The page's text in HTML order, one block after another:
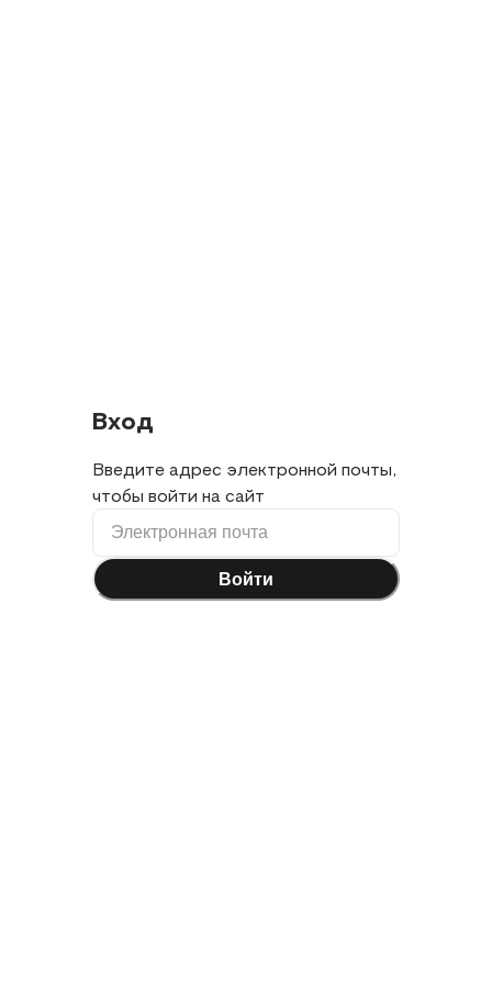
Вход
Введите адрес электронной почты,
чтобы войти на сайт
Войти